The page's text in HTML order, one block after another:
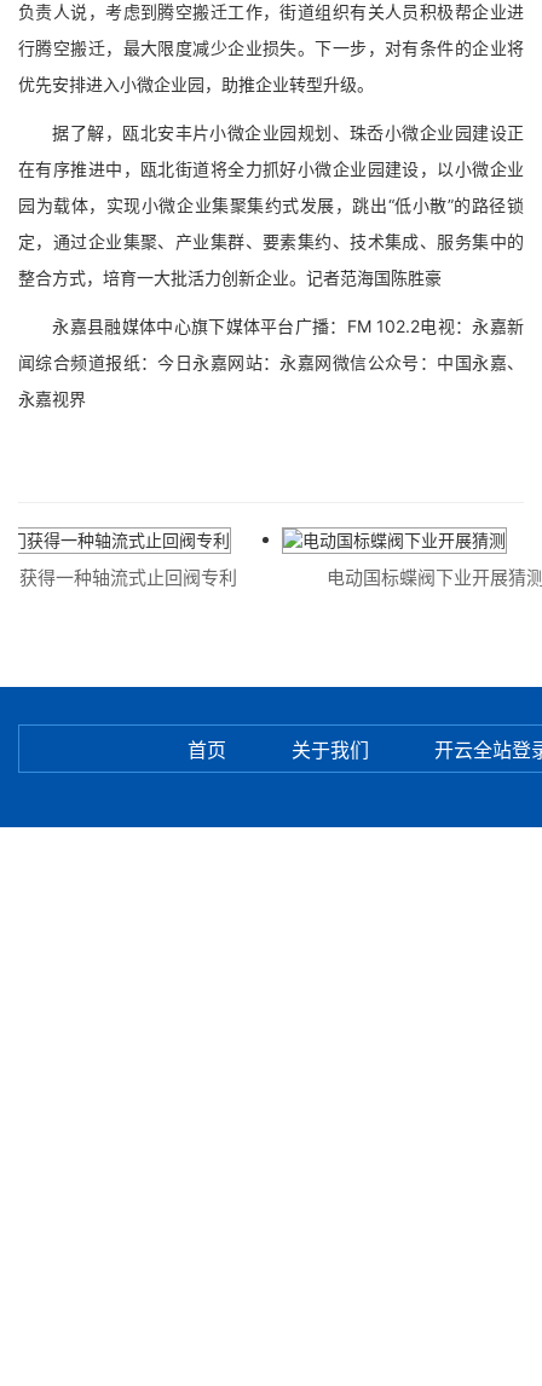
负责人说，考虑到腾空搬迁工作，街道组织有关人员积极帮企业进
行腾空搬迁，最大限度减少企业损失。下一步，对有条件的企业将
优先安排进入小微企业园，助推企业转型升级。
据了解，瓯北安丰片小微企业园规划、珠岙小微企业园建设正
在有序推进中，瓯北街道将全力抓好小微企业园建设，以小微企业
园为载体，实现小微企业集聚集约式发展，跳出“低小散”的路径锁
定，通过企业集聚、产业集群、要素集约、技术集成、服务集中的
整合方式，培育一大批活力创新企业。记者范海国陈胜豪
永嘉县融媒体中心旗下媒体平台广播：FM 102.2电视：永嘉新
闻综合频道报纸：今日永嘉网站：永嘉网微信公众号：中国永嘉、
永嘉视界
得一种轴流式止回阀专利 电动国标蝶阀下业开展猜测
首页 关于我们 开云全站登